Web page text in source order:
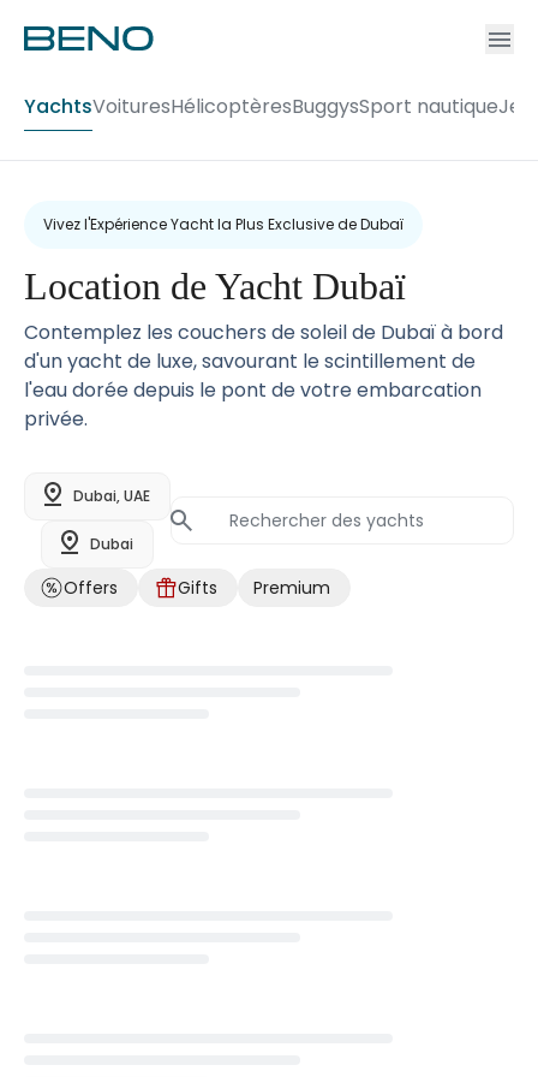
YachtsVoituresHélicoptèresBuggysSport nautique
Vivez l'Expérience Yacht la Plus Exclusive de Dubaï
Location de Yacht Dubaï
Contemplez les couchers de soleil de Dubaï à bord
d'un yacht de luxe, savourant le scintillement de
l'eau dorée depuis le pont de votre embarcation
privée.
Dubai, UAE
Dubai
Offers Gifts Premium